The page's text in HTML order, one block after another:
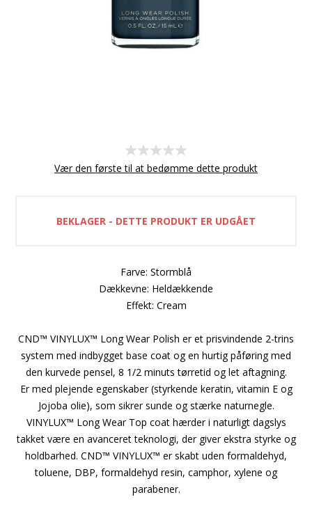
Vær den første til at bedømme dette produkt
BEKLAGER - DETTE PRODUKT ER UDGÅET
Farve: Stormblå
Dækkevne: Heldækkende
Effekt: Cream
CND™ VINYLUX™ Long Wear Polish er et prisvindende 2-trins
system med indbygget base coat og en hurtig påføring med
den kurvede pensel, 8 1/2 minuts tørretid og let aftagning.
Er med plejende egenskaber (styrkende keratin, vitamin E og
Jojoba olie), som sikrer sunde og stærke naturnegle.
VINYLUX™ Long Wear Top coat hærder i naturligt dagslys
takket være en avanceret teknologi, der giver ekstra styrke og
holdbarhed. CND™ VINYLUX™ er skabt uden formaldehyd,
toluene, DBP, formaldehyd resin, camphor, xylene og
parabener.